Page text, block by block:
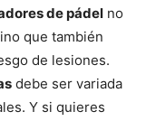
de pádel no
que también
de lesiones.
debe ser variada
Y si quieres